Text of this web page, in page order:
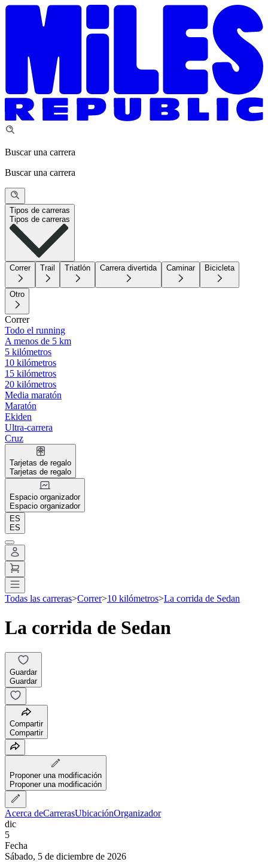
Buscar una carrera
Buscar una carrera
Tipos de carreras
Tipos de carreras
Correr Trail Triatlón Carrera divertida Caminar Bicicleta
Otro
Correr
Todo el running
A menos de 5 km
5 kilómetros
10 kilómetros
15 kilómetros
20 kilómetros
Media maratón
Maratón
Ekiden
Ultra-carrera
Cruz
Tarjetas de regalo
Tarjetas de regalo
Espacio organizador
Espacio organizador
ES
ES
Todas las carreras>Correr>10 kilómetros>La corrida de Sedan
La corrida de Sedan
Guardar
Guardar
Compartir
Compartir
Proponer una modificación
Proponer una modificación
Acerca deCarrerasUbicaciónOrganizador
dic
5
Fecha
Sábado, 5 de diciembre de 2026